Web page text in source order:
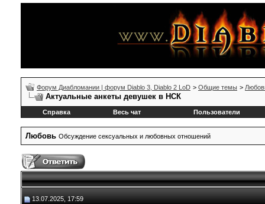
Форум Диабломании | форум Diablo 3, Diablo 2 LoD > Общие темы >
Актуальные анкеты девушек в НСК
Справка Весь чат Пользователи
Любовь Обсуждение сексуальных и любовных отношений
13.07.2025, 17:59